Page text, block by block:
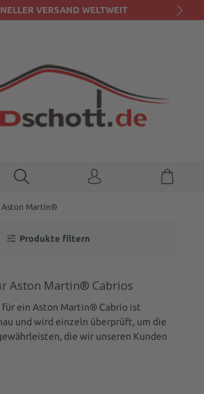
VERSAND WELTWEIT
Aston Martin®
Produkte filtern
Aston Martin® Cabrios
für ein Aston Martin® Cabrio ist
und wird einzeln überprüft, um die
die wir unseren Kunden